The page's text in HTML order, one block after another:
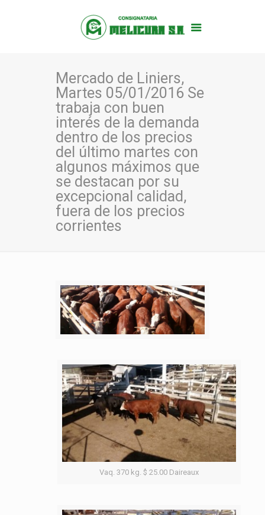
Mercado de Liniers,
Martes 05/01/2016 Se
trabaja con buen
interés de la demanda
dentro de los precios
del último martes con
algunos máximos que
se destacan por su
excepcional calidad,
fuera de los precios
corrientes
Vaq. 370 kg. $ 25.00 Daireaux